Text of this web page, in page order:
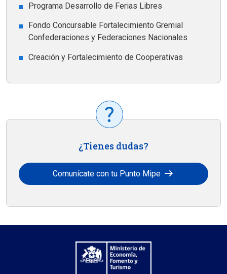
Programa Desarrollo de Ferias Libres
Fondo Concursable Fortalecimiento Gremial
Confederaciones y Federaciones Nacionales
Creación y Fortalecimiento de Cooperativas
¿Tienes dudas?
Comunícate con tu Punto Mipe arrow_right_alt